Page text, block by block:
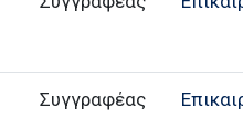
Συγγραφέας